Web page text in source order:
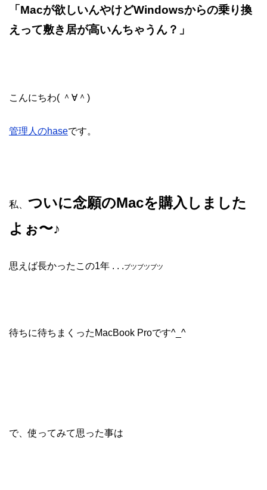
「Macが欲しいんやけどWindowsからの乗り換
えって敷き居が高いんちゃうん？ 」
こんにちわ( ＾∀＾)
管理人のhaseです。
私、 ついに念願のMacを購入しました
よぉ〜♪
思えば長かったこの1年 . . .ブツブツブツ
待ちに待ちまくったMacBook Proです^_^
で、使ってみて思った事は